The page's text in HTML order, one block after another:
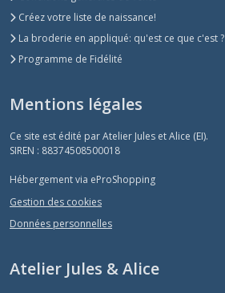
Créez votre liste de naissance!
La broderie en appliqué: qu'est ce que c'est ?
Programme de Fidélité
Mentions légales
Ce site est édité par Atelier Jules et Alice (EI).
SIREN : 88374508500018
Hébergement via eProShopping
Gestion des cookies
Données personnelles
Atelier Jules & Alice